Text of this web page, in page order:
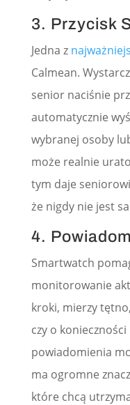
3. Przycisk
Jedna z
Calmean.
senior naciśnie
automatycznie
wybranej osoby
może realnie
tym daje
że nigdy nie jest
4.
Smartwatch
monitorowanie
kroki, mierzy
czy o
powiadomienia
ma ogromne
które chcą